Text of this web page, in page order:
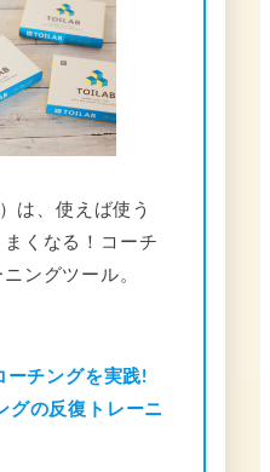
は、使えば使う
くなる！コーチ
ングツール。
ーチングを実践!
グの反復トレーニ